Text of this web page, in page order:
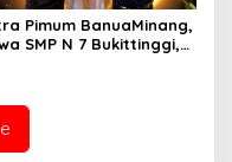
Pimum BanuaMinang,
SMP N 7 Bukittinggi,
Karate Jam
Inkanas Bukittinggi